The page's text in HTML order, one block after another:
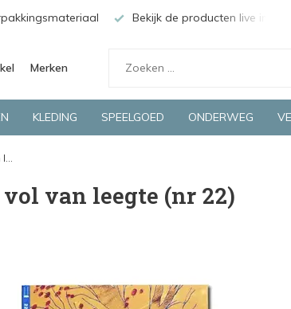
Bekijk de producten live in
Merken
KLEDING SPEELGOED ONDERWEG
van leegte (nr 22)